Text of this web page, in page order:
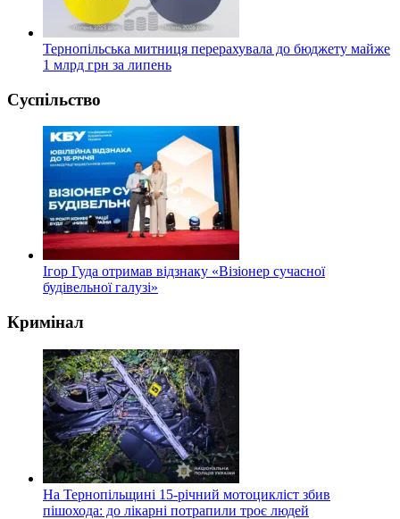
Тернопільська митниця перерахувала до бюджету майже
1 млрд грн за липень
Суспільство
Ігор Гуда отримав відзнаку «Візіонер сучасної
будівельної галузі»
Кримінал
На Тернопільщині 15-річний мотоцикліст збив
пішохода: до лікарні потрапили троє людей